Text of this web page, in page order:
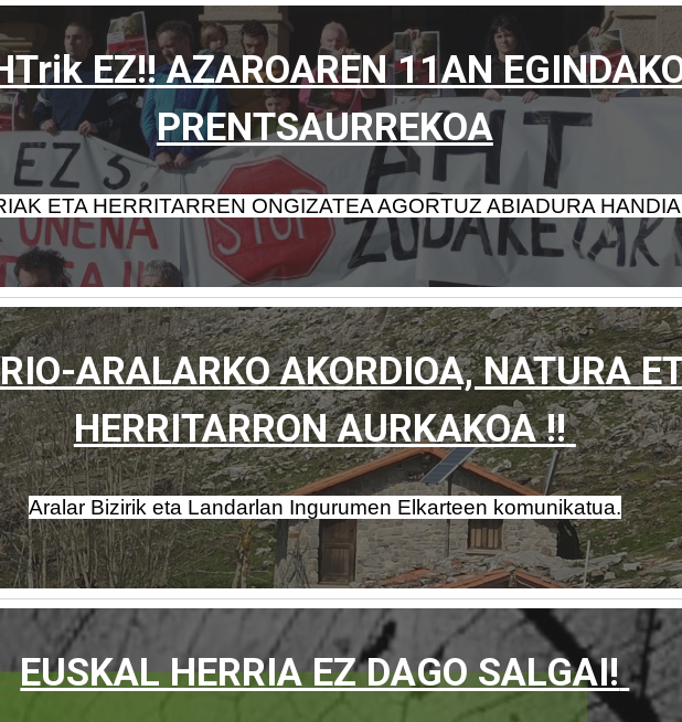
EZ!! AZAROAREN 11AN
PRENTSAURREKOA
ETA HERRITARREN ONGIZATEA AGORTUZ ABIADURA
ARALARKO AKORDIOA, NATURA
HERRITARRON AURKAKOA !!
Aralar Bizirik eta Landarlan Ingurumen Elkarteen komunikatua.
EUSKAL HERRIA EZ DAGO SALGAI!